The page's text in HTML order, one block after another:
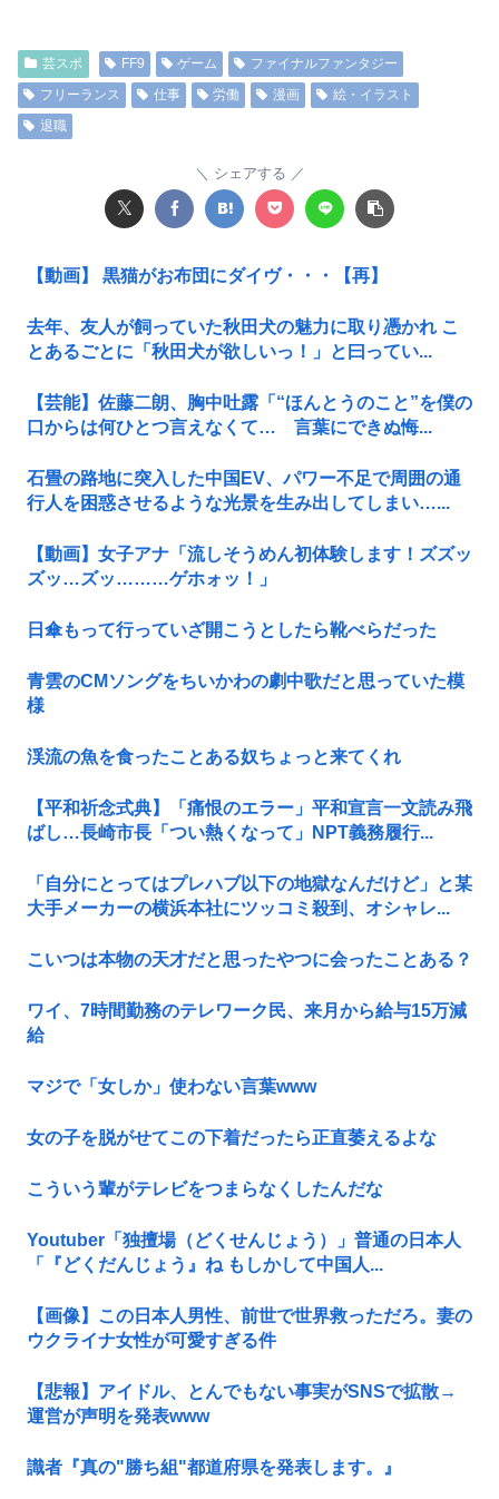
芸スポ FF9 ゲーム
ファイナルファンタジー
フリーランス
仕事 労働 漫画
絵・イラスト
退職
シェアする
【動画】 黒猫がお布団にダイヴ・・・【再】
去年、友人が飼っていた秋田犬の魅力に取り憑かれ こ
とあるごとに「秋田犬が欲しいっ！」と曰ってい...
【芸能】佐藤二朗、胸中吐露「“ほんとうのこと”を僕の
口からは何ひとつ言えなくて… 言葉にできぬ悔...
石畳の路地に突入した中国EV、パワー不足で周囲の通
行人を困惑させるような光景を生み出してしまい…...
【動画】女子アナ「流しそうめん初体験します！ズズッ
ズッ…ズッ………ゲホォッ！」
日傘もって行っていざ開こうとしたら靴べらだった
青雲のCMソングをちいかわの劇中歌だと思っていた模
様
渓流の魚を食ったことある奴ちょっと来てくれ
【平和祈念式典】「痛恨のエラー」平和宣言一文読み飛
ばし…長崎市長「つい熱くなって」NPT義務履行...
「自分にとってはプレハブ以下の地獄なんだけど」と某
大手メーカーの横浜本社にツッコミ殺到、オシャレ...
こいつは本物の天才だと思ったやつに会ったことある？
ワイ、7時間勤務のテレワーク民、来月から給与15万減
給
マジで「女しか」使わない言葉www
女の子を脱がせてこの下着だったら正直萎えるよな
こういう輩がテレビをつまらなくしたんだな
Youtuber「独擅場（どくせんじょう）」普通の日本人
「『どくだんじょう』ね もしかして中国人...
【画像】この日本人男性、前世で世界救っただろ。妻の
ウクライナ女性が可愛すぎる件
【悲報】アイドル、とんでもない事実がSNSで拡散→
運営が声明を発表www
識者『真の"勝ち組"都道府県を発表します。』